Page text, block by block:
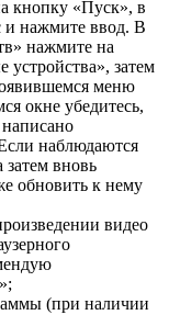
кнопку «Пуск», в
и нажмите ввод. В
нажмите на
устройства», затем
меню
окне убедитесь,
наблюдаются
вновь
обновить к нему
видео
(при наличии